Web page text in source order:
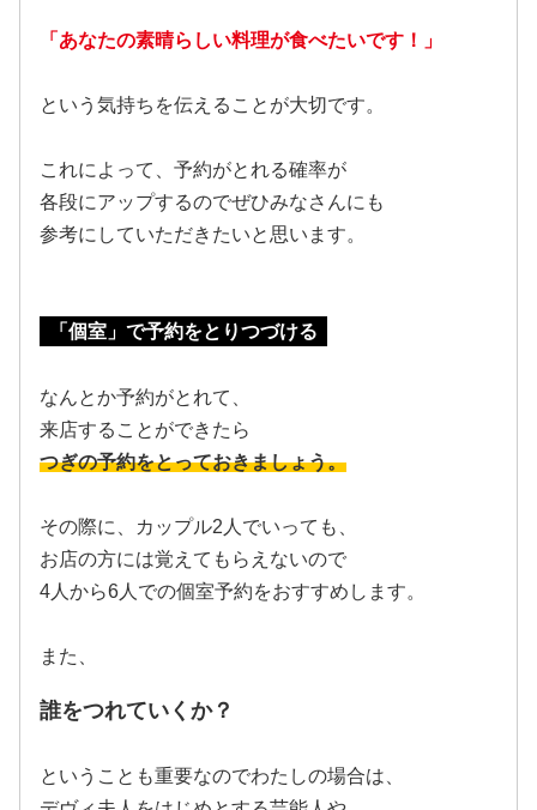
「あなたの素晴らしい料理が食べたいです！」
という気持ちを伝えることが大切です。
これによって、予約がとれる確率が
各段にアップするのでぜひみなさんにも
参考にしていただきたいと思います。
「個室」で予約をとりつづける
なんとか予約がとれて、
来店することができたら
つぎの予約をとっておきましょう。
その際に、カップル2人でいっても、
お店の方には覚えてもらえないので
4人から6人での個室予約をおすすめします。
また、
誰をつれていくか？
ということも重要なのでわたしの場合は、